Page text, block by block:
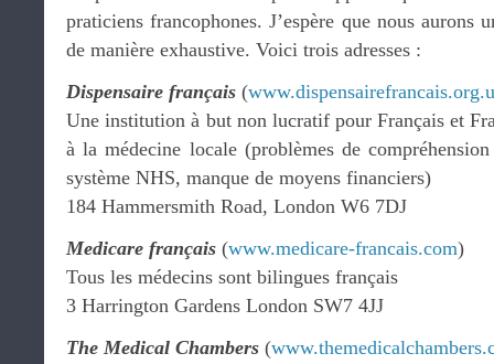
praticiens francophones. J’espère que nous aurons
de manière exhaustive. Voici trois adresses :
Dispensaire français (
Une institution à but non lucratif pour Français et
à la médecine locale (problèmes de
système NHS, manque de moyens financiers)
184 Hammersmith Road, London W6 7DJ
Medicare français (www.medicare-francais.com)
Tous les médecins sont bilingues français
3 Harrington Gardens London SW7 4JJ
The Medical Chambers (